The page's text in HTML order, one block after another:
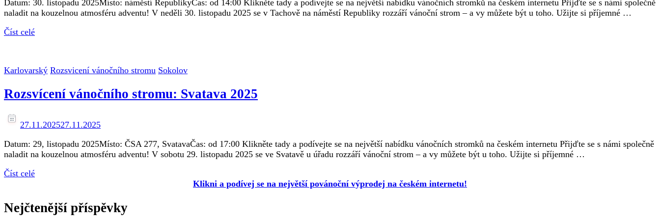
Datum: 30. listopadu 2025Místo: náměstí RepublikyČas: od 14:00 Klikněte tady a podívejte se na největší nabídku vánočních stromků na českém internetu Přijďte se s námi společně
naladit na kouzelnou atmosféru adventu! V neděli 30. listopadu 2025 se v Tachově na náměstí Republiky rozzáří vánoční strom – a vy můžete být u toho. Užijte si příjemné …
Číst celé
Karlovarský Rozsvicení vánočního stromu Sokolov
Rozsvícení vánočního stromu: Svatava 2025
27.11.202527.11.2025
Datum: 29, listopadu 2025Místo: ČSA 277, SvatavaČas: od 17:00 Klikněte tady a podívejte se na největší nabídku vánočních stromků na českém internetu Přijďte se s námi společně
naladit na kouzelnou atmosféru adventu! V sobotu 29. listopadu 2025 se ve Svatavě u úřadu rozzáří vánoční strom – a vy můžete být u toho. Užijte si příjemné …
Číst celé
Klikni a podívej se na největší povánoční výprodej na českém internetu!
Nejčtenější příspěvky